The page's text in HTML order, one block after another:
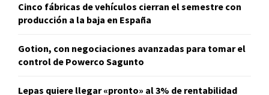
Cinco fábricas de vehículos cierran el semestre con
producción a la baja en España
Gotion, con negociaciones avanzadas para tomar el
control de Powerco Sagunto
Lepas quiere llegar «pronto» al 3% de rentabilidad